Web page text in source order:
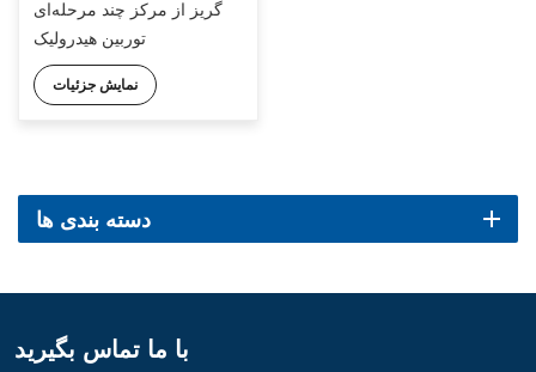
گریز از مرکز چند مرحله‌ای
توربین هیدرولیک
نمایش جزئیات
دسته بندی ها
با ما تماس بگیرید